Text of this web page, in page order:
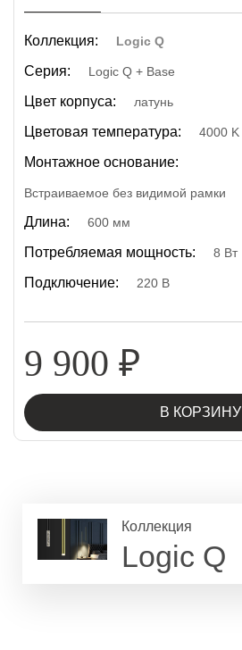
Коллекция: Logic Q
Серия: Logic Q + Base
Цвет корпуса: латунь
Цветовая температура: 4000 K
Монтажное основание:
Встраиваемое без видимой рамки
Длина: 600 мм
Потребляемая мощность: 8 Вт
Подключение: 220 В
9 900 ₽
В КОРЗИНУ
Коллекция
Logic Q